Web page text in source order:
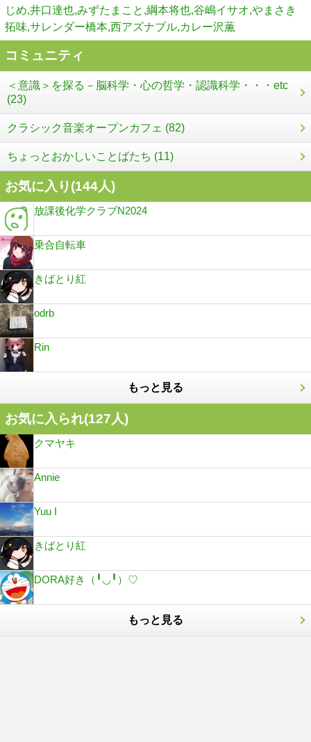
じめ,井口達也,みずたまこと,綱本将也,谷嶋イサオ,やまさき
拓味,サレンダー橋本,西アズナブル,カレー沢薫
コミュニティ
＜意識＞を探る－脳科学・心の哲学・認識科学・・・etc
(23)
クラシック音楽オープンカフェ (82)
ちょっとおかしいことばたち (11)
お気に入り(144人)
放課後化学クラブN2024
乗合自転車
きばとり紅
odrb
Rin
もっと見る
お気に入られ(127人)
クマヤキ
Annie
Yuu I
きばとり紅
DORA好き（╹◡╹）♡
もっと見る